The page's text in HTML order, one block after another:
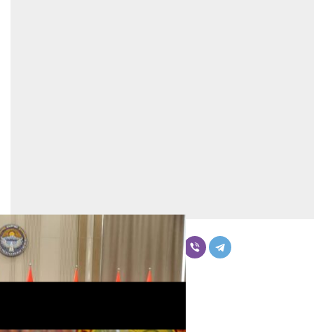
Комментарийлер